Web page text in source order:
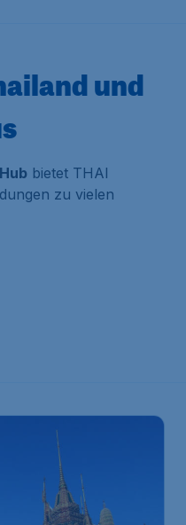
und
bietet THAI
zu vielen